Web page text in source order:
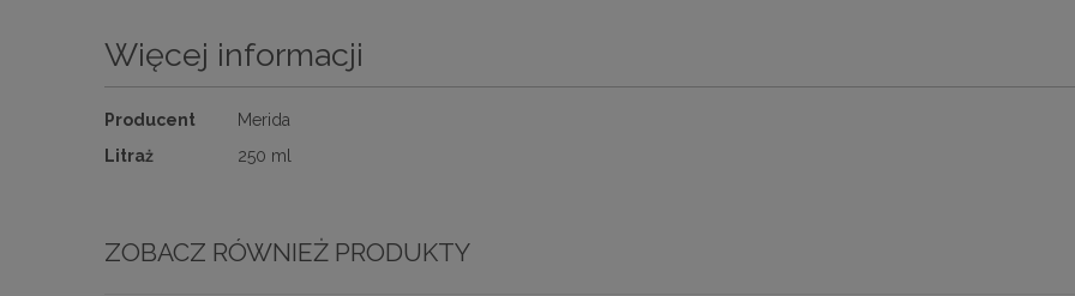
Więcej informacji
Więcej
informacji
Producent
Merida
Litraż
250 ml
ZOBACZ RÓWNIEŻ PRODUKTY